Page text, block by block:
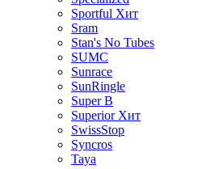
Sportful Хит
Sram
Stan's No Tubes
SUMC
Sunrace
SunRingle
Super B
Superior Хит
SwissStop
Syncros
Taya